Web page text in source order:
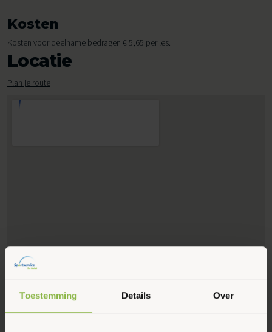
Toestemming Details Over
Kosten
Kosten voor deelname bedragen € 5,65 per les.
Locatie
Plan je route
Eerstvolgende data Toon alle data